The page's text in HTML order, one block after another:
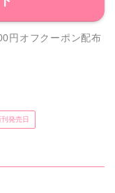
円オフクーポン配布
発売日